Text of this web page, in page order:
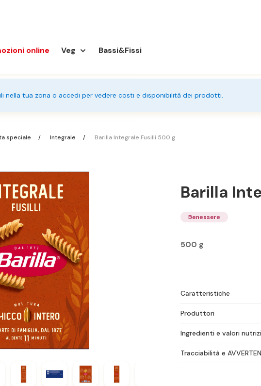
online Veg Bassi&Fissi
nella tua zona o accedi per vedere costi e disponibilità dei prodotti.
speciale Integrale Barilla Integrale Fusilli 500 g
Barilla
Benessere
500 g
Caratteristiche
Produttori
Ingredienti e valori
Tracciabilità e